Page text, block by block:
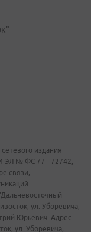
издания
ЭЛ № ФС 77 - 72742,
связи,
ул. Уборевича,
Юрьевич. Адрес
ул. Уборевича,